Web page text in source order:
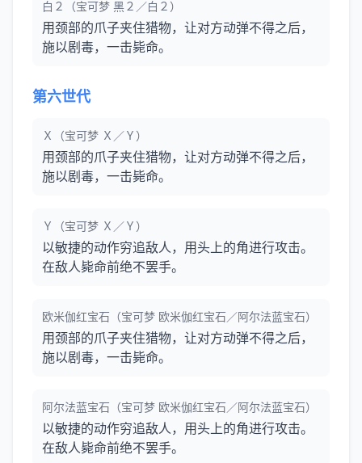
白２（宝可梦 黑２／白２）
用颈部的爪子夹住猎物，让对方动弹不得之后，
施以剧毒，一击毙命。
第六世代
Ｘ（宝可梦 Ｘ／Ｙ）
用颈部的爪子夹住猎物，让对方动弹不得之后，
施以剧毒，一击毙命。
Ｙ（宝可梦 Ｘ／Ｙ）
以敏捷的动作穷追敌人，用头上的角进行攻击。
在敌人毙命前绝不罢手。
欧米伽红宝石（宝可梦 欧米伽红宝石／阿尔法蓝宝石）
用颈部的爪子夹住猎物，让对方动弹不得之后，
施以剧毒，一击毙命。
阿尔法蓝宝石（宝可梦 欧米伽红宝石／阿尔法蓝宝石）
以敏捷的动作穷追敌人，用头上的角进行攻击。
在敌人毙命前绝不罢手。